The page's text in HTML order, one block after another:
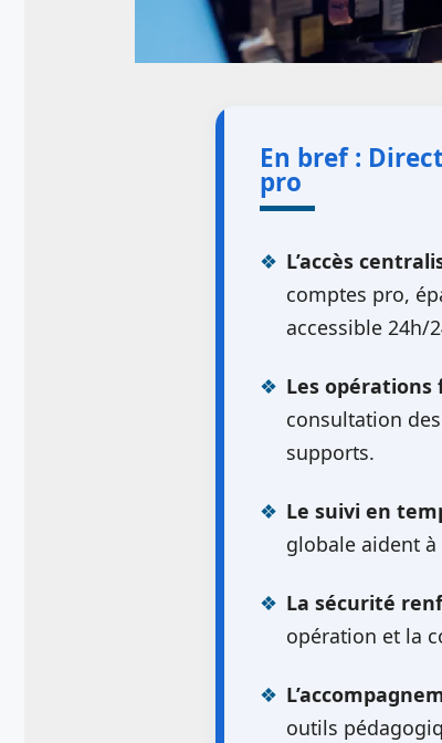
En bref :
pro
L’accès
comptes pro,
accessible 24h/
Les opérations
consultation
supports.
Le suivi en
globale aident
La sécurité
opération et la
outils